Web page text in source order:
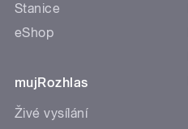
Stanice
eShop
mujRozhlas
Živé vysílání